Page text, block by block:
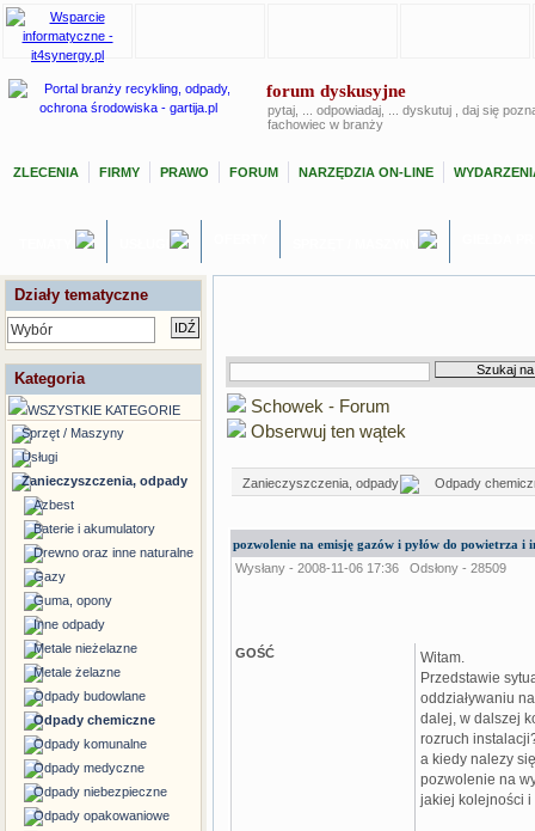
forum dyskusyjne
pytaj, ... odpowiadaj, ... dyskutuj , daj się
fachowiec w branży
ZLECENIA FIRMY PRAWO FORUM NARZĘDZIA ON-LINE
Działy tematyczne
Wybór
Kategoria
WSZYSTKIE KATEGORIE
Sprzęt / Maszyny
Usługi
Zanieczyszczenia, odpady
Azbest
Baterie i akumulatory
Drewno oraz inne naturalne
Gazy
Guma, opony
Inne odpady
Metale nieżelazne
Metale żelazne
Odpady budowlane
Odpady chemiczne
Odpady komunalne
Odpady medyczne
Odpady niebezpieczne
Odpady opakowaniowe
Schowek - Forum
Obserwuj ten wątek
Zanieczyszczenia, odpady Odpady
pozwolenie na emisję gazów i pyłów do powietrza i
Wysłany - 2008-11-06 17:36
Odsłony - 28509
GOŚĆ
Witam.
Przedstawie
oddziaływaniu
dalej, w dalszej
rozruch
a kiedy nalezy
pozwolenie na
jakiej kolejności i